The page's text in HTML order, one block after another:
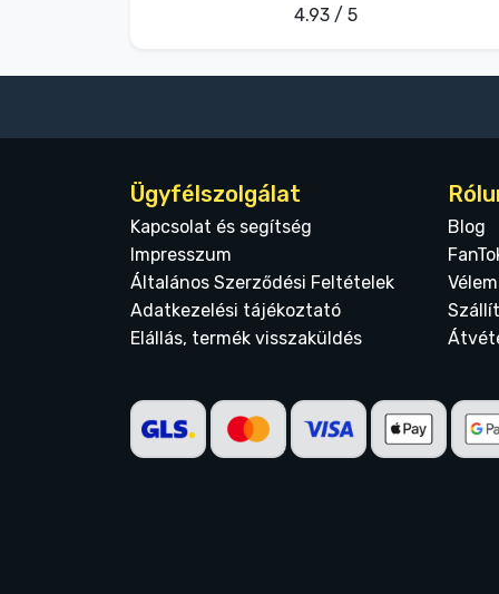
4.93 / 5
Ügyfélszolgálat
Kapcsolat és segítség
Impresszum
Általános Szerződési Feltételek
Adatkezelési tájékoztató
Elállás, termék visszaküldés
Blog